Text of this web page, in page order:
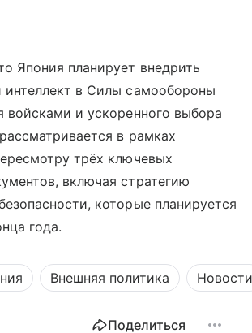
Япония планирует внедрить
интеллект в Силы самообороны
войсками и ускоренного выбора
в рамках
трёх ключевых
включая стратегию
которые планируется
года.
Внешняя политика Новости
Поделиться